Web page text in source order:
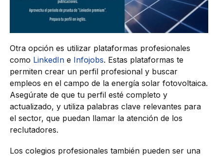
Otra opción es utilizar plataformas profesionales
como LinkedIn e Infojobs. Estas plataformas te
permiten crear un perfil profesional y buscar
empleos en el campo de la energía solar fotovoltaica.
Asegúrate de que tu perfil esté completo y
actualizado, y utiliza palabras clave relevantes para
el sector, que puedan llamar la atención de los
reclutadores.
Los colegios profesionales también pueden ser una